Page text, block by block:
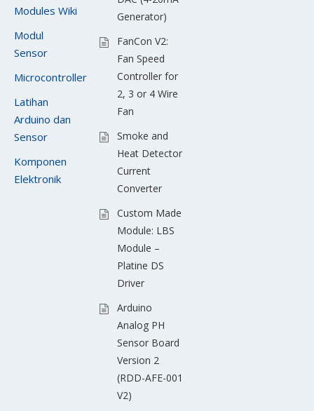
Modules Wiki
Modul
Sensor
Microcontroller
Latihan
Arduino dan
Sensor
Komponen
Elektronik
Generator)
FanCon V2:
Fan Speed
Controller for
2, 3 or 4 Wire
Fan
Smoke and
Heat Detector
Current
Converter
Custom Made
Module: LBS
Module –
Platine DS
Driver
Arduino
Analog PH
Sensor Board
Version 2
(RDD-AFE-001
V2)